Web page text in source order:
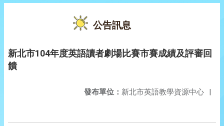
公告訊息
新北市104年度英語讀者劇場比賽市賽成績及評審回
饋
發布單位： 新北市英語教學資源中心 |